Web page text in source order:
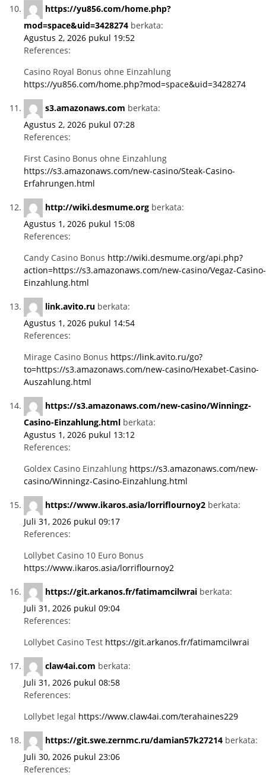
https://yu856.com/home.php?
mod=space&uid=3428274 berkata:
Agustus 2, 2026 pukul 19:52
References:
Casino Royal Bonus ohne Einzahlung
https://yu856.com/home.php?mod=space&uid=3428274
s3.amazonaws.com berkata:
Agustus 2, 2026 pukul 07:28
References:
First Casino Bonus ohne Einzahlung
https://s3.amazonaws.com/new-casino/Steak-Casino-
Erfahrungen.html
http://wiki.desmume.org berkata:
Agustus 1, 2026 pukul 15:08
References:
Candy Casino Bonus http://wiki.desmume.org/api.php?
action=https://s3.amazonaws.com/new-casino/Vegaz-Casino-
Einzahlung.html
link.avito.ru berkata:
Agustus 1, 2026 pukul 14:54
References:
Mirage Casino Bonus https://link.avito.ru/go?
to=https://s3.amazonaws.com/new-casino/Hexabet-Casino-
Auszahlung.html
https://s3.amazonaws.com/new-casino/Winningz-
Casino-Einzahlung.html berkata:
Agustus 1, 2026 pukul 13:12
References:
Goldex Casino Einzahlung https://s3.amazonaws.com/new-
casino/Winningz-Casino-Einzahlung.html
https://www.ikaros.asia/lorriflournoy2 berkata:
Juli 31, 2026 pukul 09:17
References:
Lollybet Casino 10 Euro Bonus
https://www.ikaros.asia/lorriflournoy2
https://git.arkanos.fr/fatimamcilwrai berkata:
Juli 31, 2026 pukul 09:04
References:
Lollybet Casino Test https://git.arkanos.fr/fatimamcilwrai
claw4ai.com berkata:
Juli 31, 2026 pukul 08:58
References:
Lollybet legal https://www.claw4ai.com/terahaines229
https://git.swe.zernmc.ru/damian57k27214 berkata:
Juli 30, 2026 pukul 23:06
References: